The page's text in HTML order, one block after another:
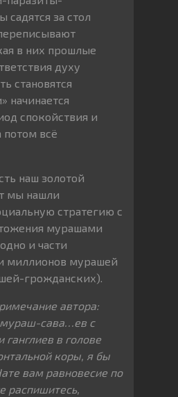
садятся за стол
в них прошлые
духу
становятся
начинается
спокойствия и
потом всё
наш золотой
мы нашли
стратегию с
мурашами
и части
миллионов мурашей
грожданских).
автора:
сава…ев с
в голове
коры, я бы
вам равновесие по
распишитесь,